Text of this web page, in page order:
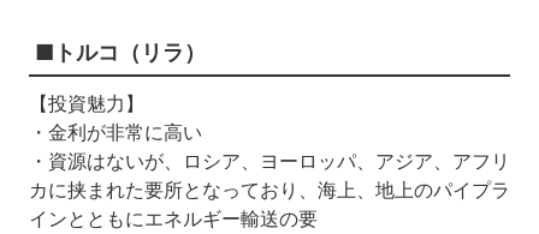
■トルコ（リラ）
【投資魅力】
・金利が非常に高い
・資源はないが、ロシア、ヨーロッパ、アジア、アフリ
カに挟まれた要所となっており、海上、地上のパイプラ
インとともにエネルギー輸送の要